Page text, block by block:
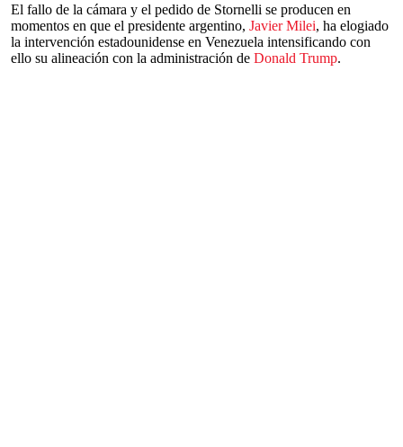
El fallo de la cámara y el pedido de Stornelli se producen en
momentos en que el presidente argentino, Javier Milei, ha elogiado
la intervención estadounidense en Venezuela intensificando con
ello su alineación con la administración de Donald Trump.